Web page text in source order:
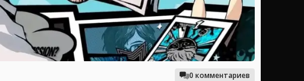
0 комментариев